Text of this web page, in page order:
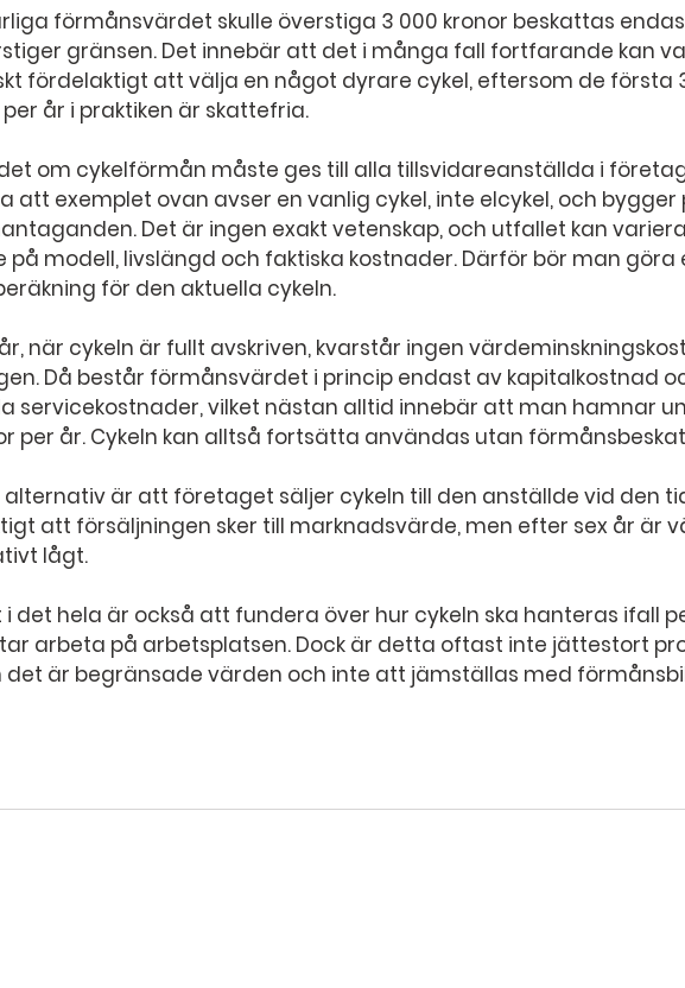
förmånsvärdet skulle överstiga 3 000 kronor beskattas
gränsen. Det innebär att det i många fall fortfarande kan
fördelaktigt att välja en något dyrare cykel, eftersom de första
år i praktiken är skattefria.
om cykelförmån måste ges till alla tillsvidareanställda i
att exemplet ovan avser en vanlig cykel, inte elcykel, och bygger
Det är ingen exakt vetenskap, och utfallet kan variera
på modell, livslängd och faktiska kostnader. Därför bör man göra
för den aktuella cykeln.
när cykeln är fullt avskriven, kvarstår ingen
Då består förmånsvärdet i princip endast av kapitalkostnad
servicekostnader, vilket nästan alltid innebär att man hamnar
per år. Cykeln kan alltså fortsätta användas utan
alternativ är att företaget säljer cykeln till den anställde vid den
att försäljningen sker till marknadsvärde, men efter sex år är
lågt.
i det hela är också att fundera över hur cykeln ska hanteras ifall
arbeta på arbetsplatsen. Dock är detta oftast inte jättestort
är begränsade värden och inte att jämställas med